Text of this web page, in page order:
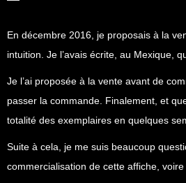
En décembre 2016, je proposais à la
intuition. Je l’avais écrite, au Mexique,
Je l’ai proposée à la vente avant de
passer la commande. Finalement, et
totalité des exemplaires en quelques
Suite à cela, je me suis beaucoup
commercialisation de cette affiche,